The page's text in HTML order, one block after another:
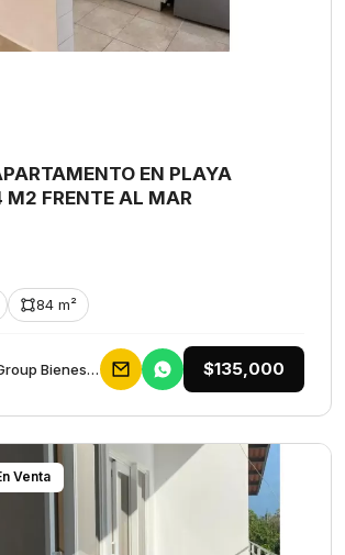
EN PLAYA
M2 FRENTE AL MAR
84 m²
Galceb Group Bienes Raices $135,000
Venta